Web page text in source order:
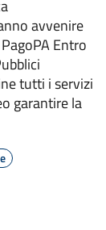
avvenire
Entro
tutti i servizi
garantire la